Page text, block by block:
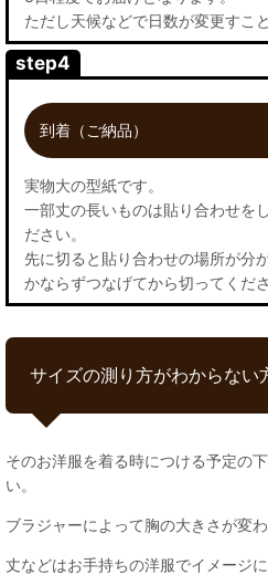
ただし天候などで日数が変更すこ
step4
到着（ご納品）
実物大の型紙です。
一部丈の長いものは貼り合わせを
ださい。
先に切ると貼り合わせの場所が分
かならずつなげてから切ってくださ
サイズの測り方がわからない
そのお洋服を着る時につける予定の
い。
ブラジャーによって胸の大きさが変わ
丈などはお手持ちの洋服でイメージ